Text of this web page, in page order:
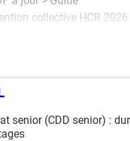
collective HCR 2026
senior (CDD senior) :